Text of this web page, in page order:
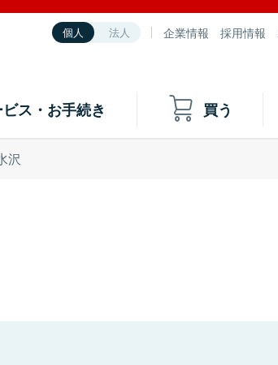
個人 法人 企業情報 採用情報
ス・お手続き 買う
沢